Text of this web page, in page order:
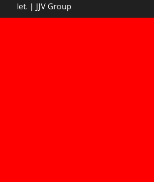
let. | JJV Group